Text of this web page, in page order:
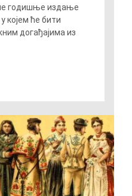
годишње издање
којем ће бити
догађајима из